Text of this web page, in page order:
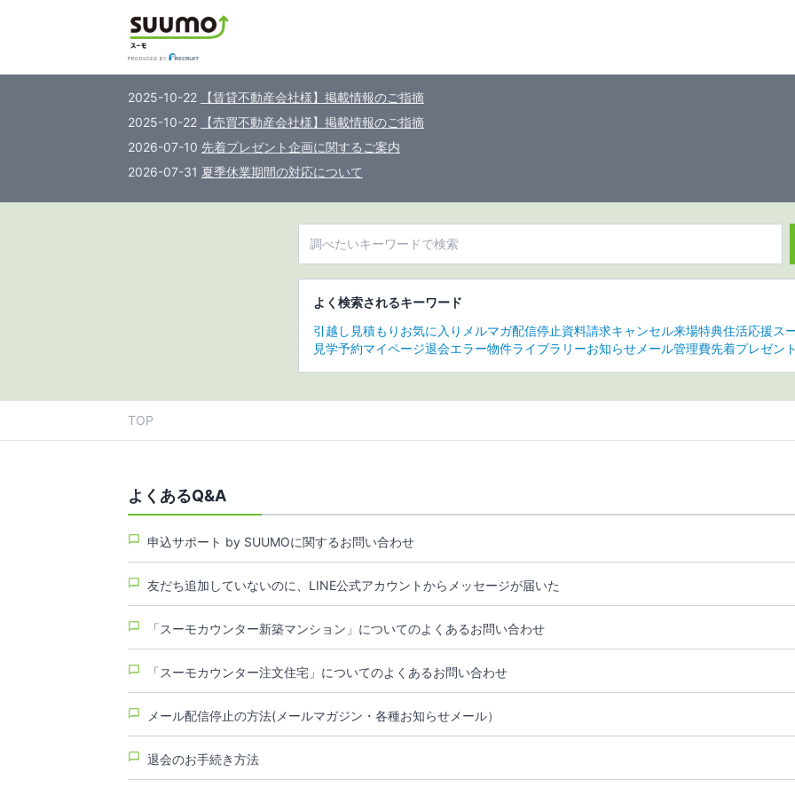
2025-10-22
【賃貸不動産会社様】掲載情報のご指摘
2025-10-22
【売買不動産会社様】掲載情報のご指摘
2026-07-10 先着プレゼント企画に関するご案内
2026-07-31 夏季休業期間の対応について
よく検索されるキーワード
引越し 見積もり お気に入り メルマガ配信停止資料請求キャンセル来場特典住活応援ス
見学予約マイページ退会エラー物件ライブラリーお知らせメール管理費先着プレゼント
TOP
よくあるQ&A
申込サポート by SUUMOに関するお問い合わせ
友だち追加していないのに、LINE公式アカウントからメッセージが届いた
「スーモカウンター新築マンション」についてのよくあるお問い合わせ
「スーモカウンター注文住宅」についてのよくあるお問い合わせ
メール配信停止の方法(メールマガジン・各種お知らせメール）
退会のお手続き方法